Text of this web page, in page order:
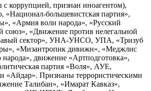
коррупцией, признан иноагентом),
«Национал-большевистская партия»,
«Армия воли народа», «Русский
союз», «Движение против нелегальной
сектор», УНА-УНСО, УПА, «Тризуб
«Мизантропик дивижн», «Меджлис
народа», движение «Артподготовка»,
партия «Воля», АУЕ,
«Айдар». Признаны террористическими
Талибан», «Имарат Кавказ»,